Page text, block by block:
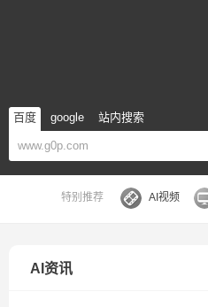
百度 google 站内搜索
特别推荐 AI视频
AI资讯